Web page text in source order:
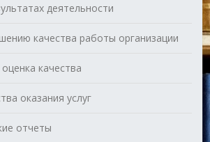
деятельности
качества работы организации
качества
оказания услуг
отчеты